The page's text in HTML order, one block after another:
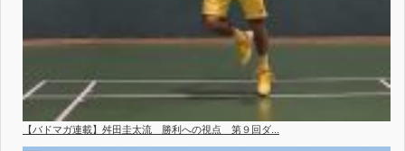
【バドマガ連載】舛田圭太流 勝利への視点 第９回ダ...